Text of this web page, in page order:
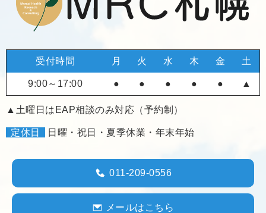
受付時間 月 火 水 木 金 土
9:00～17:00 ● ● ● ● ● ▲
▲土曜日はEAP相談のみ対応（予約制）
定休日 日曜・祝日・夏季休業・年末年始
011-209-0556
メールはこちら